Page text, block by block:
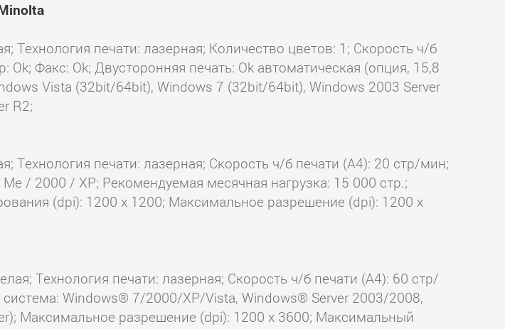
печати: лазерная; Количество цветов: 1; Скорость ч/б
Факс: Ok; Двусторонняя печать: Ok автоматическая (опция, 15,8
Vista (32bit/64bit), Windows 7 (32bit/64bit), Windows 2003 Server
R2;
печати: лазерная; Скорость ч/б печати (А4): 20 стр/мин;
/ 2000 / XP; Рекомендуемая месячная нагрузка: 15 000 стр.;
(dpi): 1200 x 1200; Максимальное разрешение (dpi): 1200 x
Технология печати: лазерная; Скорость ч/б печати (А4): 60 стр/
Windows® 7/2000/XP/Vista, Windows® Server 2003/2008,
Максимальное разрешение (dpi): 1200 x 3600; Максимальный